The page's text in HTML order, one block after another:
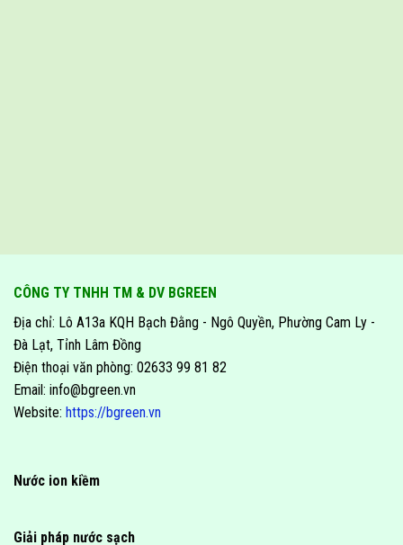
CÔNG TY TNHH TM & DV BGREEN
Địa chỉ: Lô A13a KQH Bạch Đằng - Ngô Quyền, Phường Cam Ly -
Đà Lạt, Tỉnh Lâm Đồng
Điện thoại văn phòng: 02633 99 81 82
Email: info@bgreen.vn
Website: https://bgreen.vn
Nước ion kiềm
Giải pháp nước sạch